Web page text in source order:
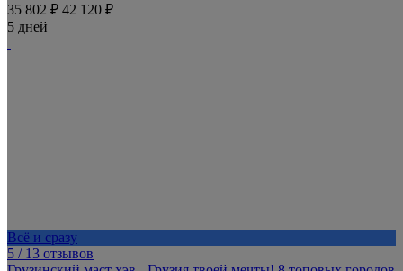
35 802 ₽ 42 120 ₽
5 дней
Всё и сразу
5 / 13 отзывов